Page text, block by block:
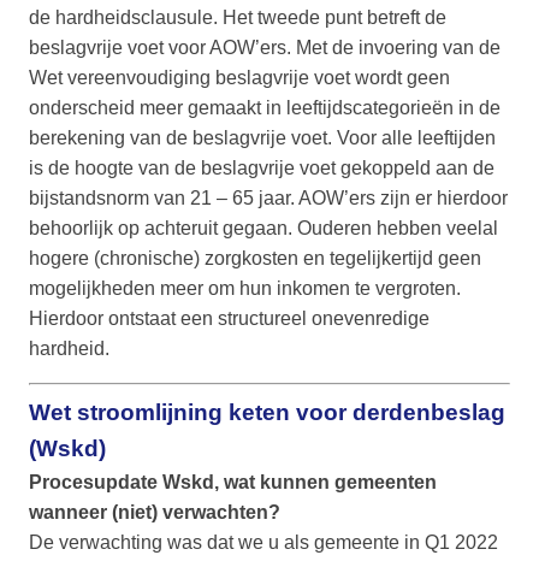
de hardheidsclausule. Het tweede punt betreft de
beslagvrije voet voor AOW’ers. Met de invoering van de
Wet vereenvoudiging beslagvrije voet wordt geen
onderscheid meer gemaakt in leeftijdscategorieën in de
berekening van de beslagvrije voet. Voor alle leeftijden
is de hoogte van de beslagvrije voet gekoppeld aan de
bijstandsnorm van 21 – 65 jaar. AOW’ers zijn er hierdoor
behoorlijk op achteruit gegaan. Ouderen hebben veelal
hogere (chronische) zorgkosten en tegelijkertijd geen
mogelijkheden meer om hun inkomen te vergroten.
Hierdoor ontstaat een structureel onevenredige
hardheid.
Wet stroomlijning keten voor derdenbeslag
(Wskd)
Procesupdate Wskd, wat kunnen gemeenten
wanneer (niet) verwachten?
De verwachting was dat we u als gemeente in Q1 2022